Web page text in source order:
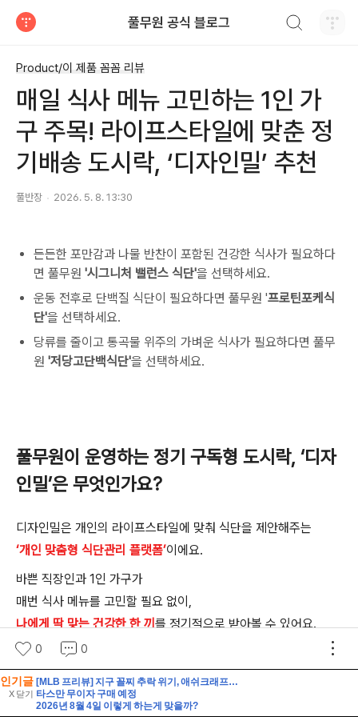
인기글
X 닫기
[MLB 프리뷰] 지구 꼴찌 추락 위기, 애쉬크래프트의 무거운 어깨(2026년 8월 7일 피츠버그 밀워키)
타스만 무이자 구매 예정
2026년 8월 4일 이렇게 하는게 맞을까?